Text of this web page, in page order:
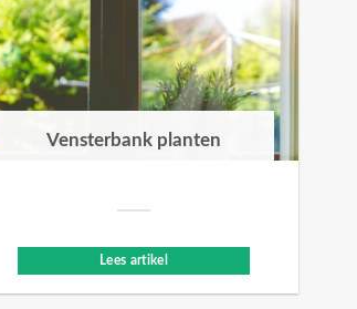
Vensterbank planten
Lees artikel